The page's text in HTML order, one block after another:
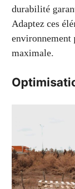
durabilité
Adaptez ces
environnement
maximale.